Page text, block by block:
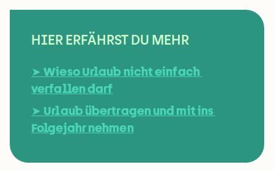
HIER ERFÄHRST DU MEHR
➤ Wieso Urlaub nicht einfach
verfallen darf
➤ Urlaub übertragen und mit ins
Folgejahr nehmen